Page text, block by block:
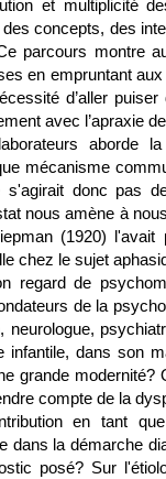
et multiplicité
concepts, des
parcours montre
en empruntant
d’aller
avec l’apraxie de
aborde
mécanisme
donc pas
nous amène à
(1920)
chez le sujet
regard de
de la
neurologue,
infantile, dans son
grande modernité?
compte de la
en tant
dans la démarche
posé? Sur